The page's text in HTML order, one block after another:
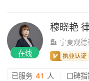
在线
穆晓艳
宁夏观
已服务 41 人 口碑指